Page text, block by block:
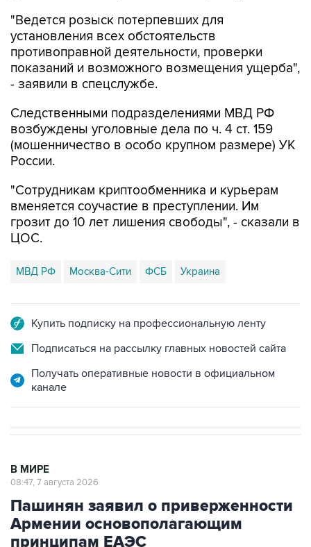
"Ведется розыск потерпевших для
установления всех обстоятельств
противоправной деятельности, проверки
показаний и возможного возмещения ущерба",
- заявили в спецслужбе.
Следственными подразделениями МВД РФ
возбуждены уголовные дела по ч. 4 ст. 159
(мошенничество в особо крупном размере) УК
России.
"Сотрудникам криптообменника и курьерам
вменяется соучастие в преступлении. Им
грозит до 10 лет лишения свободы", - сказали в
ЦОС.
МВД РФ Москва-Сити ФСБ Украина
Купить подписку на профессиональную ленту
Подписаться на рассылку главных новостей сайта
Получать оперативные новости в официальном
канале
В МИРЕ
08:47, 7 августа 2026
Пашинян заявил о приверженности
Армении основополагающим
принципам ЕАЭС